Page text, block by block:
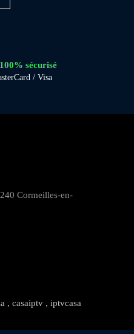
sécurisé
/ Visa
Cormeilles-en-